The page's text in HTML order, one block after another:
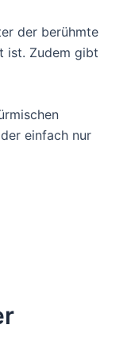
der berühmte
ist. Zudem gibt
einfach nur